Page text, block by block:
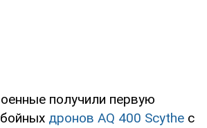
получили первую
дронов AQ 400 Scythe с